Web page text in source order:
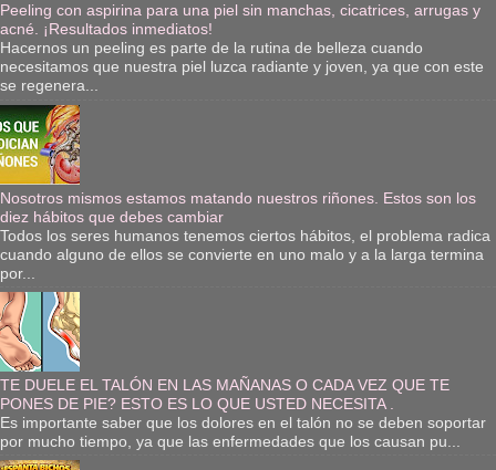
Peeling con aspirina para una piel sin manchas, cicatrices, arrugas y
acné. ¡Resultados inmediatos!
Hacernos un peeling es parte de la rutina de belleza cuando
necesitamos que nuestra piel luzca radiante y joven, ya que con este
se regenera...
Nosotros mismos estamos matando nuestros riñones. Estos son los
diez hábitos que debes cambiar
Todos los seres humanos tenemos ciertos hábitos, el problema radica
cuando alguno de ellos se convierte en uno malo y a la larga termina
por...
TE DUELE EL TALÓN EN LAS MAÑANAS O CADA VEZ QUE TE
PONES DE PIE? ESTO ES LO QUE USTED NECESITA .
Es importante saber que los dolores en el talón no se deben soportar
por mucho tiempo, ya que las enfermedades que los causan pu...